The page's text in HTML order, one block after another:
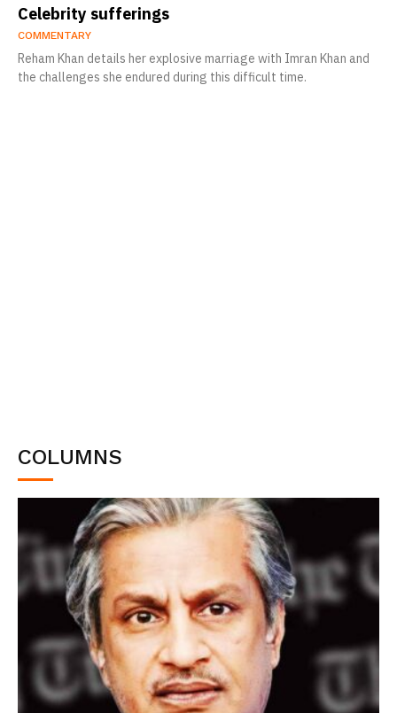
COLUMNS
Celebrity sufferings
COMMENTARY
Reham Khan details her explosive marriage with Imran Khan and
the challenges she endured during this difficult time.